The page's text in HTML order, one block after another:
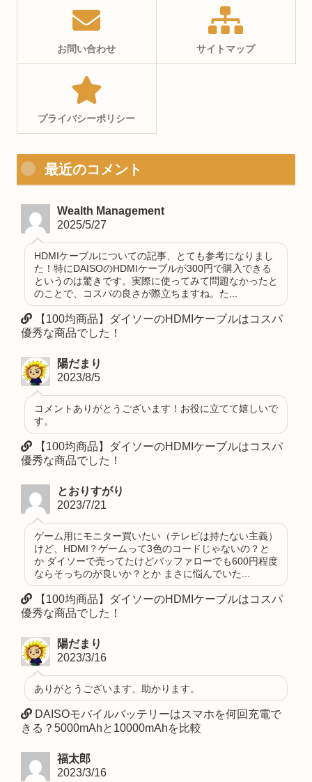
お問い合わせ サイトマップ
プライバシーポリシー
最近のコメント
Wealth Management
2025/5/27
HDMIケーブルについての記事、とても参考になりまし
た！特にDAISOのHDMIケーブルが300円で購入できる
というのは驚きです。実際に使ってみて問題なかったと
のことで、コスパの良さが際立ちますね。た...
【100均商品】ダイソーのHDMIケーブルはコスパ
優秀な商品でした！
陽だまり
2023/8/5
コメントありがとうございます！お役に立てて嬉しいで
す。
【100均商品】ダイソーのHDMIケーブルはコスパ
優秀な商品でした！
とおりすがり
2023/7/21
ゲーム用にモニター買いたい（テレビは持たない主義）
けど、HDMI？ゲームって3色のコードじゃないの？と
か ダイソーで売ってたけどバッファローでも600円程度
ならそっちのが良いか？とか まさに悩んでいた...
【100均商品】ダイソーのHDMIケーブルはコスパ
優秀な商品でした！
陽だまり
2023/3/16
ありがとうございます、助かります。
DAISOモバイルバッテリーはスマホを何回充電で
きる？5000mAhと10000mAhを比較
福太郎
2023/3/16